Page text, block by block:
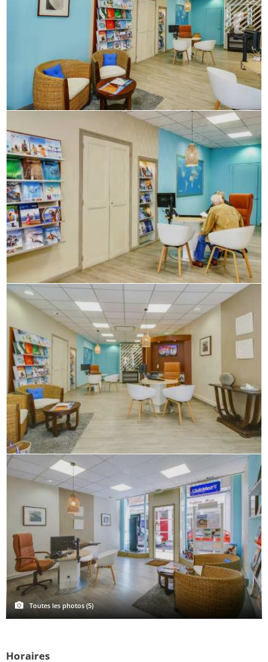
Toutes les photos (5)
Horaires